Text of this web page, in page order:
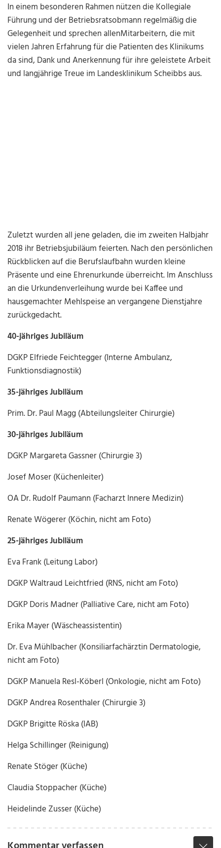
In einem besonderen Rahmen nützen die Kollegiale
Führung und der Betriebsratsobmann regelmäßig die
Gelegenheit und sprechen allenMitarbeitern, die mit
vielen Jahren Erfahrung für die Patienten des Klinikums
da sind, Dank und Anerkennung für ihre geleistete Arbeit
und langjährige Treue im Landesklinikum Scheibbs aus.
Zuletzt wurden all jene geladen, die im zweiten Halbjahr
2018 ihr Betriebsjubiläum feierten. Nach den persönlichen
Rückblicken auf die Berufslaufbahn wurden kleine
Präsente und eine Ehrenurkunde überreicht. Im Anschluss
an die Urkundenverleihung wurde bei Kaffee und
hausgemachter Mehlspeise an vergangene Dienstjahre
zurückgedacht.
40-jähriges Jubiläum
DGKP Elfriede Feichtegger (Interne Ambulanz,
Funktionsdiagnostik)
35-jähriges Jubiläum
Prim. Dr. Paul Magg (Abteilungsleiter Chirurgie)
30-jähriges Jubiläum
DGKP Margareta Gassner (Chirurgie 3)
Josef Moser (Küchenleiter)
OA Dr. Rudolf Paumann (Facharzt Innere Medizin)
Renate Wögerer (Köchin, nicht am Foto)
25-jähriges Jubiläum
Eva Frank (Leitung Labor)
DGKP Waltraud Leichtfried (RNS, nicht am Foto)
DGKP Doris Madner (Palliative Care, nicht am Foto)
Erika Mayer (Wäscheassistentin)
Dr. Eva Mühlbacher (Konsiliarfachärztin Dermatologie,
nicht am Foto)
DGKP Manuela Resl-Köberl (Onkologie, nicht am Foto)
DGKP Andrea Rosenthaler (Chirurgie 3)
DGKP Brigitte Röska (IAB)
Helga Schillinger (Reinigung)
Renate Stöger (Küche)
Claudia Stoppacher (Küche)
Heidelinde Zusser (Küche)